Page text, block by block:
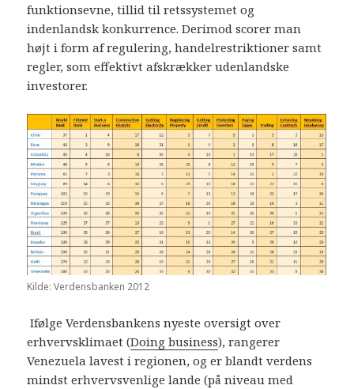
funktionsevne, tillid til retssystemet og
indenlandsk konkurrence. Derimod scorer man
højt i form af regulering, handelrestriktioner samt
regler, som effektivt afskrækker udenlandske
investorer.
Kilde: Verdensbanken 2012
Ifølge Verdensbankens nyeste oversigt over
erhvervsklimaet (Doing business), rangerer
Venezuela lavest i regionen, og er blandt verdens
mindst erhvervsvenlige lande (på niveau med